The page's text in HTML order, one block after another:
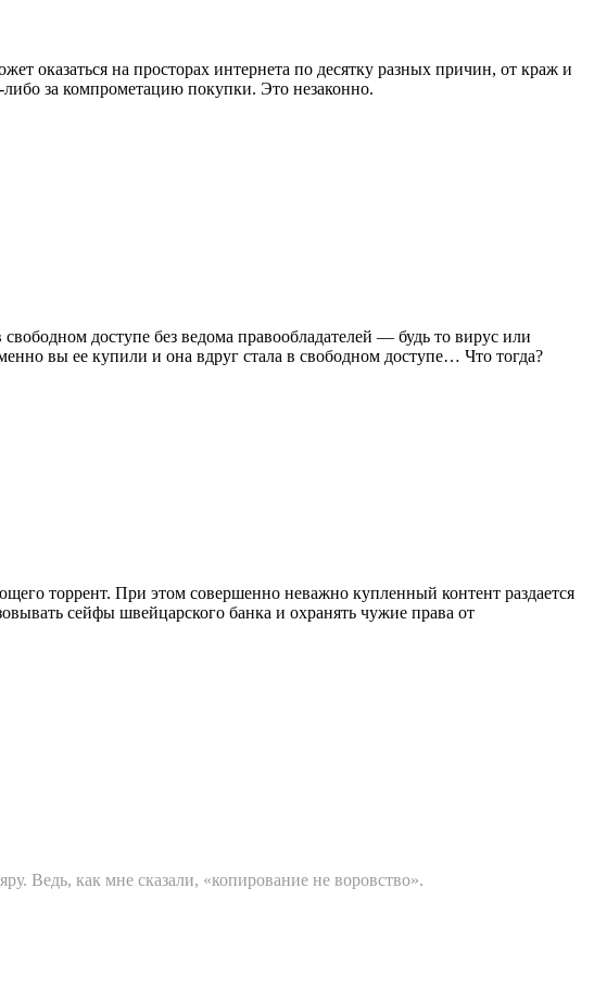
оказаться на просторах интернета по десятку разных причин, от краж и
за компрометацию покупки. Это незаконно.
доступе без ведома правообладателей — будь то вирус или
вы ее купили и она вдруг стала в свободном доступе… Что тогда?
торрент. При этом совершенно неважно купленный контент раздается
сейфы швейцарского банка и охранять чужие права от
Ведь, как мне сказали, «копирование не воровство».